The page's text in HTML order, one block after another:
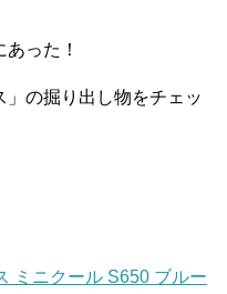
った！
の掘り出し物をチェッ
ミニクール S650 ブルー